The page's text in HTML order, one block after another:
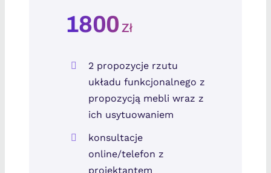
1800 Zł
2 propozycje rzutu
układu funkcjonalnego z
propozycją mebli wraz z
ich usytuowaniem
konsultacje
online/telefon z
projektantem